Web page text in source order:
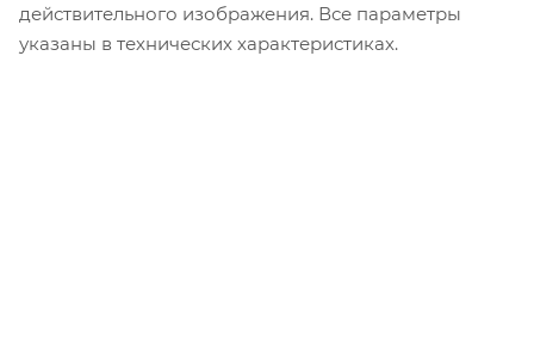
действительного изображения. Все параметры
указаны в технических характеристиках.